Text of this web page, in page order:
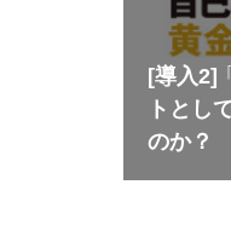
[導入2]
トとし
のか？